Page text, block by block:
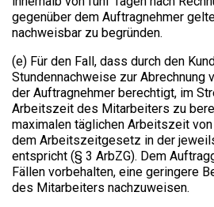
gegenüber dem Auftragnehmer
nachweisbar zu begründen.
(e) Für den Fall, dass durch den
Stundennachweise zur Abrechnung
der Auftragnehmer berechtigt, im
Arbeitszeit des Mitarbeiters zu
maximalen täglichen Arbeitszeit
dem Arbeitszeitgesetz in der
entspricht (§ 3 ArbZG). Dem
Fällen vorbehalten, eine geringere
des Mitarbeiters nachzuweisen.